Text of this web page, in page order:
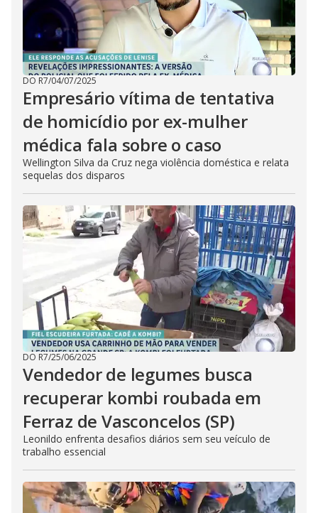
DO R7/04/07/2025
Empresário vítima de tentativa
de homicídio por ex-mulher
médica fala sobre o caso
Wellington Silva da Cruz nega violência doméstica e relata
sequelas dos disparos
DO R7/25/06/2025
Vendedor de legumes busca
recuperar kombi roubada em
Ferraz de Vasconcelos (SP)
Leonildo enfrenta desafios diários sem seu veículo de
trabalho essencial